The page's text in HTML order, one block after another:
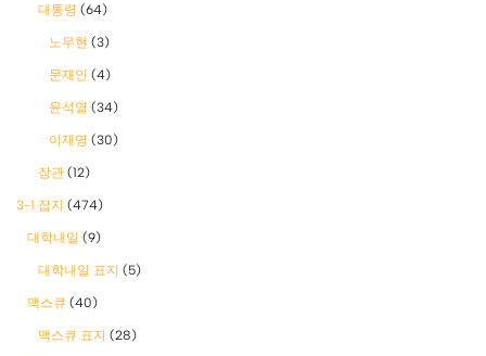
대통령 (64)
노무현 (3)
문재인 (4)
윤석열 (34)
이재명 (30)
장관 (12)
3-1 잡지 (474)
대학내일 (9)
대학내일 표지 (5)
맥스큐 (40)
맥스큐 표지 (28)